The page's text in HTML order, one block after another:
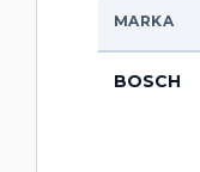
MARKA
BOSCH